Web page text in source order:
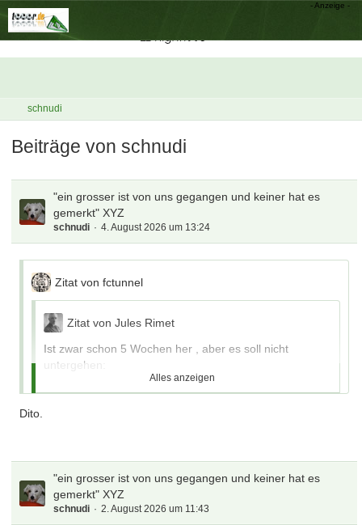
schnudi
Beiträge von schnudi
"ein grosser ist von uns gegangen und keiner hat es
gemerkt" XYZ
schnudi 4. August 2026 um 13:24
Zitat von fctunnel
Zitat von Jules Rimet
Ist zwar schon 5 Wochen her , aber es soll nicht
untergehen:
Manfred Ritschel , BvB , Lautern , Offenbach ...
Kennen wahrscheinlich nur noch Tunnel und Schnudi .
Alles anzeigen
Dito.
"ein grosser ist von uns gegangen und keiner hat es
gemerkt" XYZ
schnudi 2. August 2026 um 11:43